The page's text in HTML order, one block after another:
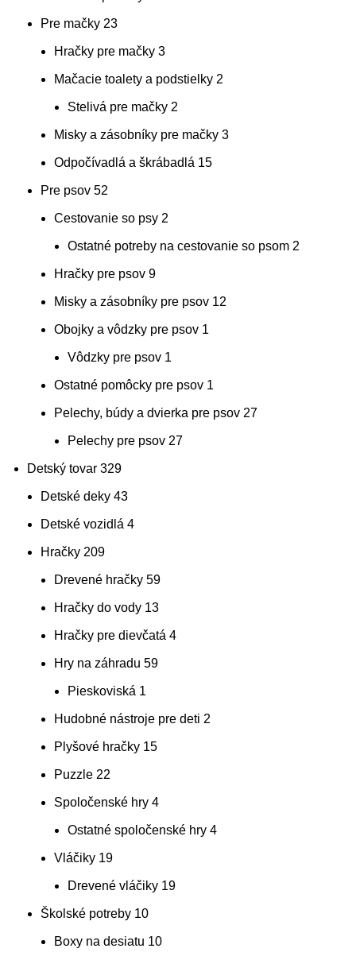
Pre mačky 23
Hračky pre mačky 3
Mačacie toalety a podstielky 2
Stelivá pre mačky 2
Misky a zásobníky pre mačky 3
Odpočívadlá a škrábadlá 15
Pre psov 52
Cestovanie so psy 2
Ostatné potreby na cestovanie so psom 2
Hračky pre psov 9
Misky a zásobníky pre psov 12
Obojky a vôdzky pre psov 1
Vôdzky pre psov 1
Ostatné pomôcky pre psov 1
Pelechy, búdy a dvierka pre psov 27
Pelechy pre psov 27
Detský tovar 329
Detské deky 43
Detské vozidlá 4
Hračky 209
Drevené hračky 59
Hračky do vody 13
Hračky pre dievčatá 4
Hry na záhradu 59
Pieskoviská 1
Hudobné nástroje pre deti 2
Plyšové hračky 15
Puzzle 22
Spoločenské hry 4
Ostatné spoločenské hry 4
Vláčiky 19
Drevené vláčiky 19
Školské potreby 10
Boxy na desiatu 10